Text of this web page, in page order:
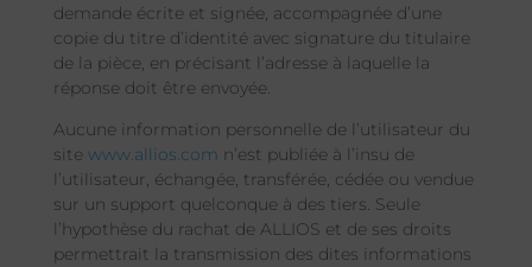
demande écrite et signée, accompagnée d’une
copie du titre d’identité avec signature du titulaire
de la pièce, en précisant l’adresse à laquelle la
réponse doit être envoyée.
Aucune information personnelle de l’utilisateur du
site www.allios.com n’est publiée à l’insu de
l’utilisateur, échangée, transférée, cédée ou vendue
sur un support quelconque à des tiers. Seule
l’hypothèse du rachat de ALLIOS et de ses droits
permettrait la transmission des dites informations